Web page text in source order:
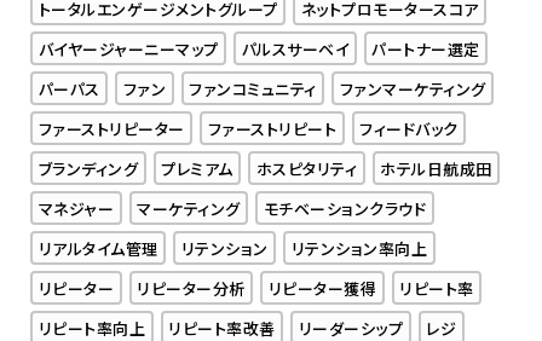
トータルエンゲージメントグループ
ネットプロモータースコア
バイヤージャーニーマップ
パルスサーベイ
パートナー選定
パーパス
ファン ファンコミュニティ
ファンマーケティング
ファーストリピーター
ファーストリピート
フィードバック
ブランディング
プレミアム ホスピタリティ
ホテル日航成田
マネジャー
マーケティング
モチベーションクラウド
リアルタイム管理
リテンション
リテンション率向上
リピーター
リピーター分析 リピーター獲得
リピート率
リピート率向上
リピート率改善 リーダーシップ
レジ